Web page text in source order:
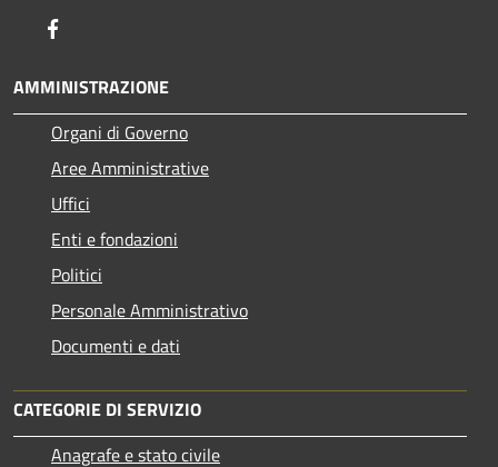
AMMINISTRAZIONE
Organi di Governo
Aree Amministrative
Uffici
Enti e fondazioni
Politici
Personale Amministrativo
Documenti e dati
CATEGORIE DI SERVIZIO
Anagrafe e stato civile